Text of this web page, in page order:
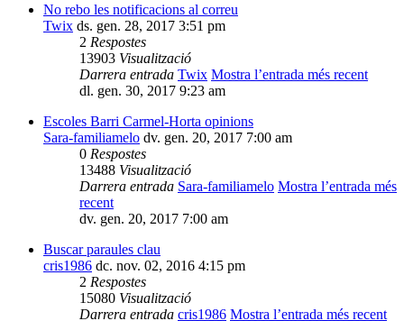
No rebo les notificacions al correu
Twix ds. gen. 28, 2017 3:51 pm
2 Respostes
13903 Visualització
Darrera entrada Twix Mostra l’entrada més recent
dl. gen. 30, 2017 9:23 am
Escoles Barri Carmel-Horta opinions
Sara-familiamelo dv. gen. 20, 2017 7:00 am
0 Respostes
13488 Visualització
Darrera entrada Sara-familiamelo Mostra l’entrada més
recent
dv. gen. 20, 2017 7:00 am
Buscar paraules clau
cris1986 dc. nov. 02, 2016 4:15 pm
2 Respostes
15080 Visualització
Darrera entrada cris1986 Mostra l’entrada més recent